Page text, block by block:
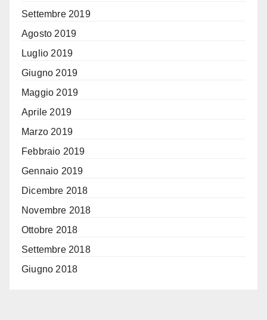
Settembre 2019
Agosto 2019
Luglio 2019
Giugno 2019
Maggio 2019
Aprile 2019
Marzo 2019
Febbraio 2019
Gennaio 2019
Dicembre 2018
Novembre 2018
Ottobre 2018
Settembre 2018
Giugno 2018